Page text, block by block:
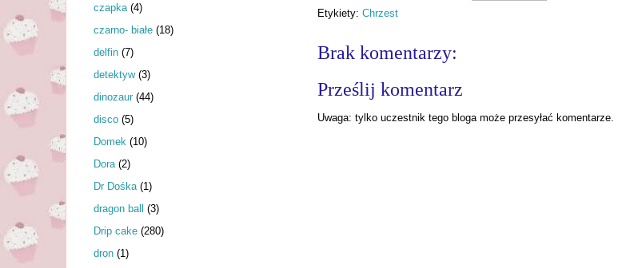
Etykiety: Chrzest
Brak komentarzy:
Prześlij komentarz
Uwaga: tylko uczestnik tego bloga może przesyłać komentarze.
czapka (4)
czarno- białe (18)
delfin (7)
detektyw (3)
dinozaur (44)
disco (5)
Domek (10)
Dora (2)
Dr Dośka (1)
dragon ball (3)
Drip cake (280)
dron (1)